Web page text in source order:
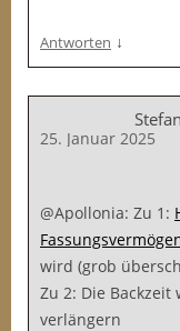
Antworten ↓
25. Januar 2025
@Apollonia: Zu 1:
wird (grob
Zu 2: Die
verlängern